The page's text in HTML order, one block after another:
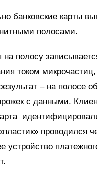
банковские карты
полосами.
полосу
током
– на полосе
с данными.
проводился
устройство